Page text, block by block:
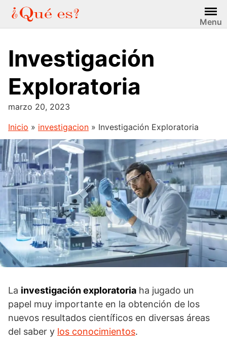
Saltar
contenido
Menu
Investigación
Exploratoria
marzo 20, 2023
Inicio » investigacion » Investigación Exploratoria
La investigación exploratoria ha jugado un
papel muy importante en la obtención de los
nuevos resultados científicos en diversas áreas
del saber y los conocimientos.